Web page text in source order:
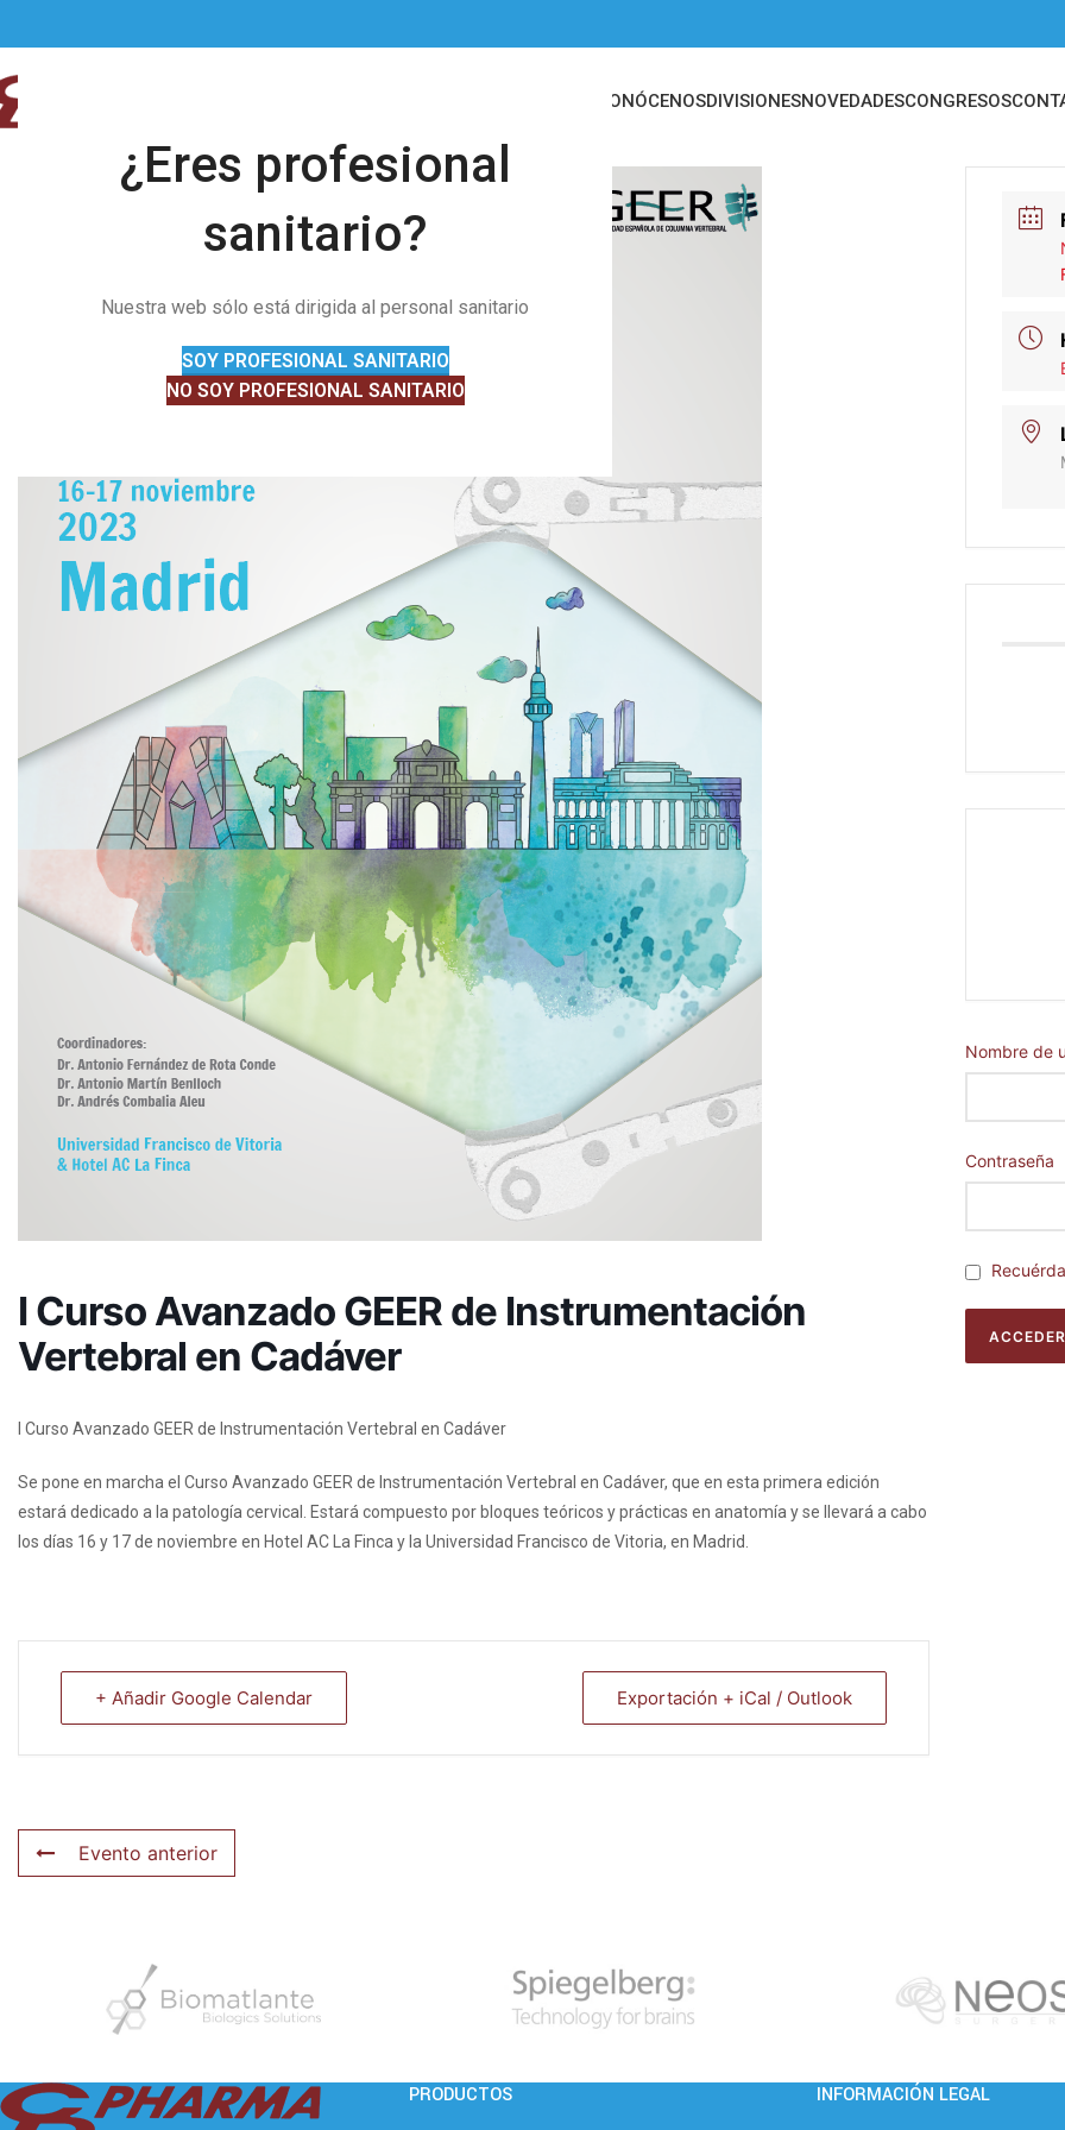
¿Eres profesional
sanitario?
Nuestra web sólo está dirigida al personal sanitario
SOY PROFESIONAL SANITARIO
NO SOY PROFESIONAL SANITARIO
CONÓCENOSDIVISIONESNOVEDADESCONGRESOS
I Curso Avanzado GEER de Instrumentación
Vertebral en Cadáver
I Curso Avanzado GEER de Instrumentación Vertebral en Cadáver
Se pone en marcha el Curso Avanzado GEER de Instrumentación Vertebral en Cadáver, que en esta primera edición
estará dedicado a la patología cervical. Estará compuesto por bloques teóricos y prácticas en anatomía y se llevará a cabo
los días 16 y 17 de noviembre en Hotel AC La Finca y la Universidad Francisco de Vitoria, en Madrid.
+ Añadir Google Calendar Exportación + iCal / Outlook
Nombre de
Contraseña
Evento anterior
PRODUCTOS INFORMACIÓN LEGAL